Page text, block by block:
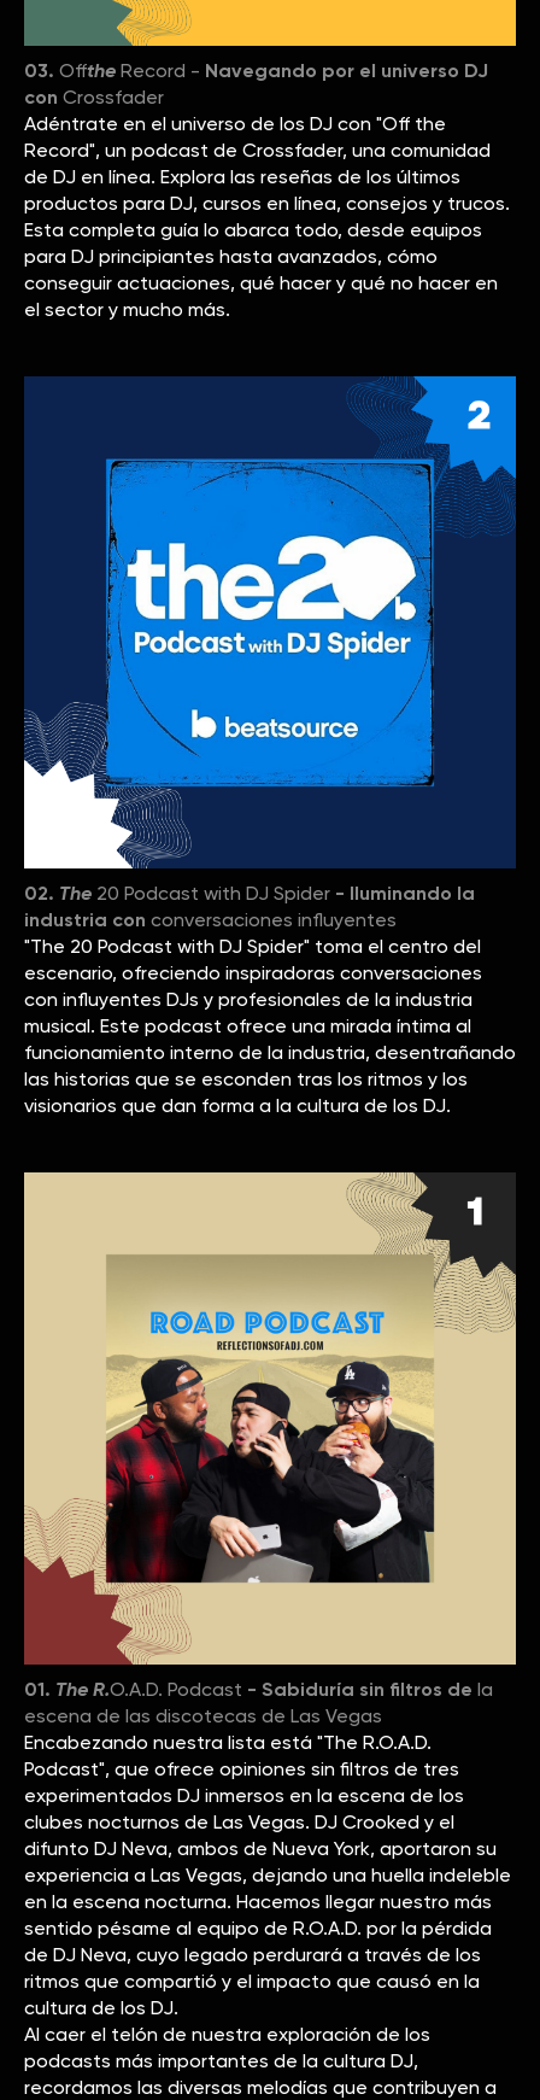
03. Offthe Record - Navegando por el universo DJ
con Crossfader
Adéntrate en el universo de los DJ con "Off the
Record", un podcast de Crossfader, una comunidad
de DJ en línea. Explora las reseñas de los últimos
productos para DJ, cursos en línea, consejos y trucos.
Esta completa guía lo abarca todo, desde equipos
para DJ principiantes hasta avanzados, cómo
conseguir actuaciones, qué hacer y qué no hacer en
el sector y mucho más.
02. The 20 Podcast with DJ Spider - Iluminando la
industria con conversaciones influyentes
"The 20 Podcast with DJ Spider" toma el centro del
escenario, ofreciendo inspiradoras conversaciones
con influyentes DJs y profesionales de la industria
musical. Este podcast ofrece una mirada íntima al
funcionamiento interno de la industria, desentrañando
las historias que se esconden tras los ritmos y los
visionarios que dan forma a la cultura de los DJ.
01. The R.O.A.D. Podcast - Sabiduría sin filtros de la
escena de las discotecas de Las Vegas
Encabezando nuestra lista está "The R.O.A.D.
Podcast", que ofrece opiniones sin filtros de tres
experimentados DJ inmersos en la escena de los
clubes nocturnos de Las Vegas. DJ Crooked y el
difunto DJ Neva, ambos de Nueva York, aportaron su
experiencia a Las Vegas, dejando una huella indeleble
en la escena nocturna. Hacemos llegar nuestro más
sentido pésame al equipo de R.O.A.D. por la pérdida
de DJ Neva, cuyo legado perdurará a través de los
ritmos que compartió y el impacto que causó en la
cultura de los DJ.
Al caer el telón de nuestra exploración de los
podcasts más importantes de la cultura DJ,
recordamos las diversas melodías que contribuyen a